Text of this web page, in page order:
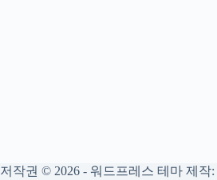
저작권 © 2026 - 워드프레스 테마 제작: